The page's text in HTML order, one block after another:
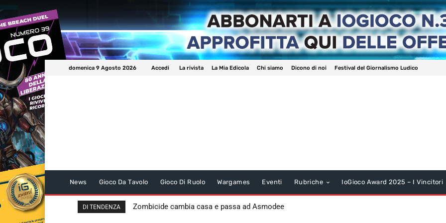
domenica 9 Agosto 2026 Accedi La rivista La Mia Edicola Chi siamo Dicono di noi Festival del Giornalismo Ludico
News Gioco Da Tavolo Gioco Di Ruolo Wargames Eventi Rubriche IoGioco Award 2025 – I Vincitori
DI TENDENZA Zombicide cambia casa e passa ad Asmodee